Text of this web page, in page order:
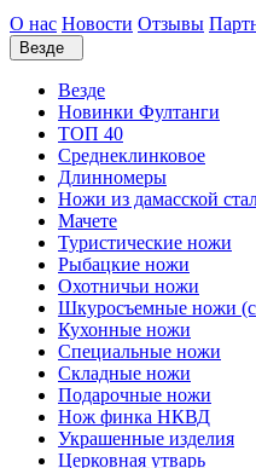
О нас Новости Отзывы
Везде
Везде
Новинки Фултанги
ТОП 40
Среднеклинковое
Длинномеры
Ножи из дамасской
Мачете
Туристические ножи
Рыбацкие ножи
Охотничьи ножи
Шкуросъемные ножи
Кухонные ножи
Специальные ножи
Складные ножи
Подарочные ножи
Нож финка НКВД
Украшенные изделия
Церковная утварь